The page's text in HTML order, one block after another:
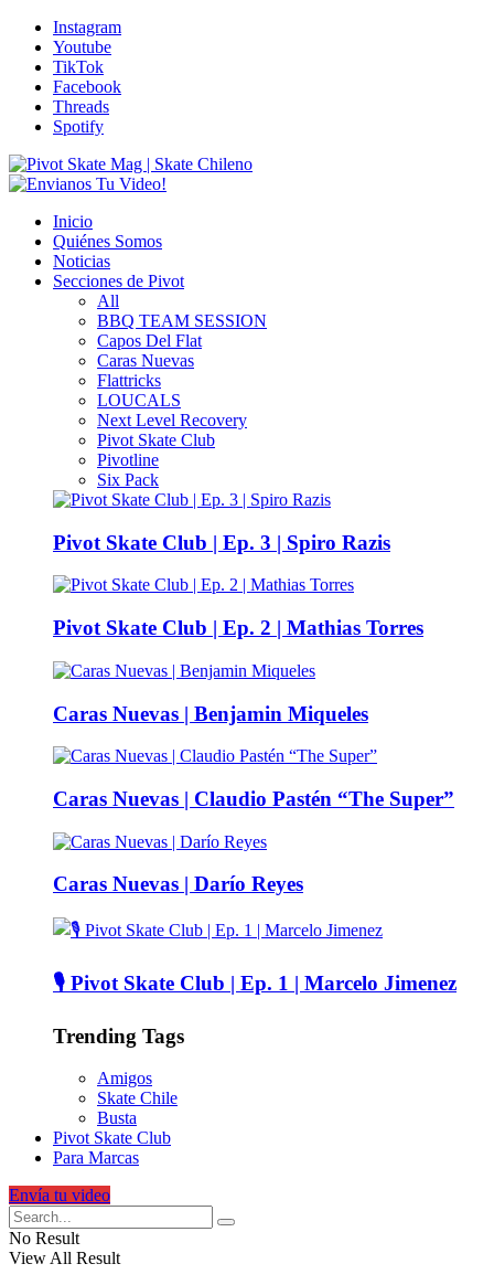
Instagram
Youtube
TikTok
Facebook
Threads
Spotify
Inicio
Quiénes Somos
Noticias
Secciones de Pivot
All
BBQ TEAM SESSION
Capos Del Flat
Caras Nuevas
Flattricks
LOUCALS
Next Level Recovery
Pivot Skate Club
Pivotline
Six Pack
Pivot Skate Club | Ep. 3 | Spiro Razis
Pivot Skate Club | Ep. 2 | Mathias Torres
Caras Nuevas | Benjamin Miqueles
Caras Nuevas | Claudio Pastén “The Super”
Caras Nuevas | Darío Reyes
🎙️ Pivot Skate Club | Ep. 1 | Marcelo Jimenez
Trending Tags
Amigos
Skate Chile
Busta
Pivot Skate Club
Para Marcas
Envía tu video
No Result
View All Result